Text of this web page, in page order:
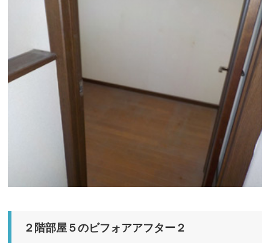
２階部屋５のビフォアアフター２